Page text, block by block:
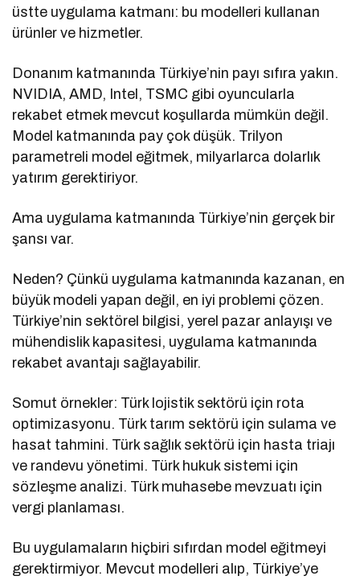
üstte uygulama katmanı: bu modelleri kullanan
ürünler ve hizmetler.
Donanım katmanında Türkiye’nin payı sıfıra yakın.
NVIDIA, AMD, Intel, TSMC gibi oyuncularla
rekabet etmek mevcut koşullarda mümkün değil.
Model katmanında pay çok düşük. Trilyon
parametreli model eğitmek, milyarlarca dolarlık
yatırım gerektiriyor.
Ama uygulama katmanında Türkiye’nin gerçek bir
şansı var.
Neden? Çünkü uygulama katmanında kazanan, en
büyük modeli yapan değil, en iyi problemi çözen.
Türkiye’nin sektörel bilgisi, yerel pazar anlayışı ve
mühendislik kapasitesi, uygulama katmanında
rekabet avantajı sağlayabilir.
Somut örnekler: Türk lojistik sektörü için rota
optimizasyonu. Türk tarım sektörü için sulama ve
hasat tahmini. Türk sağlık sektörü için hasta triajı
ve randevu yönetimi. Türk hukuk sistemi için
sözleşme analizi. Türk muhasebe mevzuatı için
vergi planlaması.
Bu uygulamaların hiçbiri sıfırdan model eğitmeyi
gerektirmiyor. Mevcut modelleri alıp, Türkiye’ye